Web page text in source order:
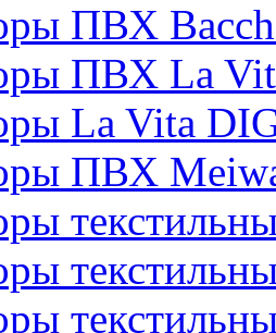
ПВХ
ПВХ La
La Vita
ПВХ